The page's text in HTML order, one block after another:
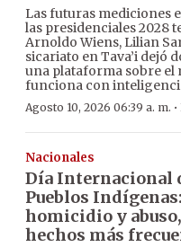
Las futuras mediciones
las presidenciales 2028
Arnoldo Wiens, Lilian
sicariato en Tava’i dejó
una plataforma sobre el
funciona con
Agosto 10, 2026 06:39 a. m. ·
Nacionales
Día Internacional
Pueblos
homicidio y
hechos más